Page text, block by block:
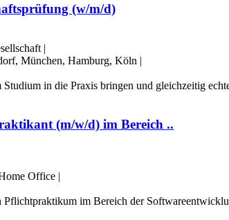
(w/m/d)
|
München, Hamburg, Köln |
Studium in die Praxis bringen und gleichzeitig
(m/w/d) im Bereich ..
Office |
im Bereich der